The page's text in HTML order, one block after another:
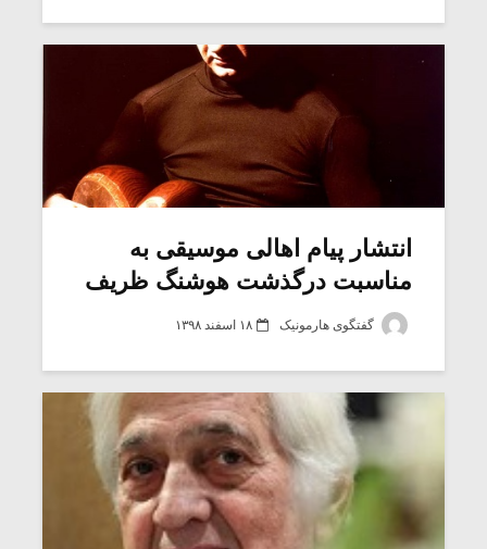
انتشار پیام اهالی موسیقی به
مناسبت درگذشت هوشنگ ظریف
گفتگوی هارمونیک ۱۸ اسفند ۱۳۹۸